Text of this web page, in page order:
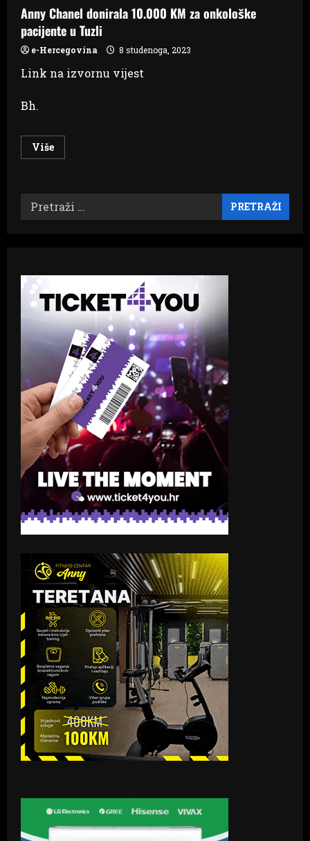
DOMAĆINSTAVA,
UKUPNO
301.884
OSOBE
U
FBIH
Anny Chanel donirala 10.000 KM za onkološke
pacijente u Tuzli
e-Hercegovina 8 studenoga, 2023
Link na izvornu vijest
Bh.
VišeRead
more
donirala
10.000
KM
za
Pretraži: